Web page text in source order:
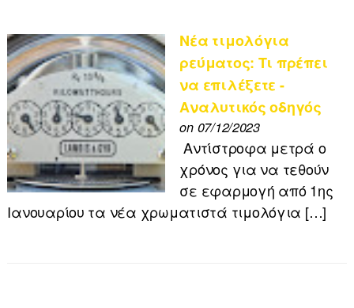
Νέα τιμολόγια
ρεύματος: Τι πρέπει
να επιλέξετε -
Αναλυτικός οδηγός
on 07/12/2023
Αντίστροφα μετρά ο
χρόνος για να τεθούν
σε εφαρμογή από 1ης
Ιανουαρίου τα νέα χρωματιστά τιμολόγια […]